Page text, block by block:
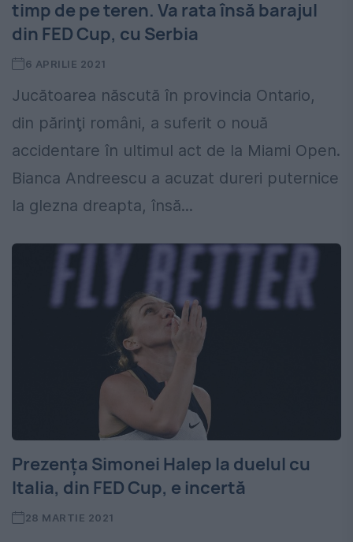
timp de pe teren. Va rata însă barajul
din FED Cup, cu Serbia
6 APRILIE 2021
Jucătoarea născută în provincia Ontario,
din părinţi români, a suferit o nouă
accidentare în ultimul act de la Miami Open.
Bianca Andreescu a acuzat dureri puternice
la glezna dreapta, însă...
Prezenţa Simonei Halep la duelul cu
Italia, din FED Cup, e incertă
28 MARTIE 2021